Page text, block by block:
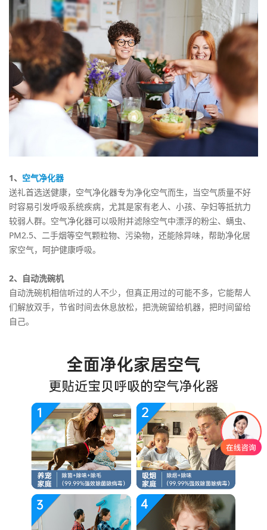
1、 空气净化器
送礼首选送健康，空气净化器专为净化空气而生，当空气质量不好
时容易引发呼吸系统疾病，尤其是家有老人、小孩、孕妇等抵抗力
较弱人群。空气净化器可以吸附并滤除空气中漂浮的粉尘、螨虫、
PM2.5、二手烟等空气颗粒物、污染物，还能除异味，帮助净化居
家空气，呵护健康呼吸。
2、自动洗碗机
自动洗碗机相信听过的人不少，但真正用过的可能不多，它能帮人
们解放双手，节省时间去休息放松，把洗碗留给机器，把时间留给
自己。